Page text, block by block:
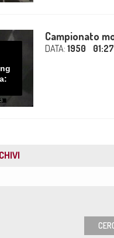
Campionato
DATA: 1950